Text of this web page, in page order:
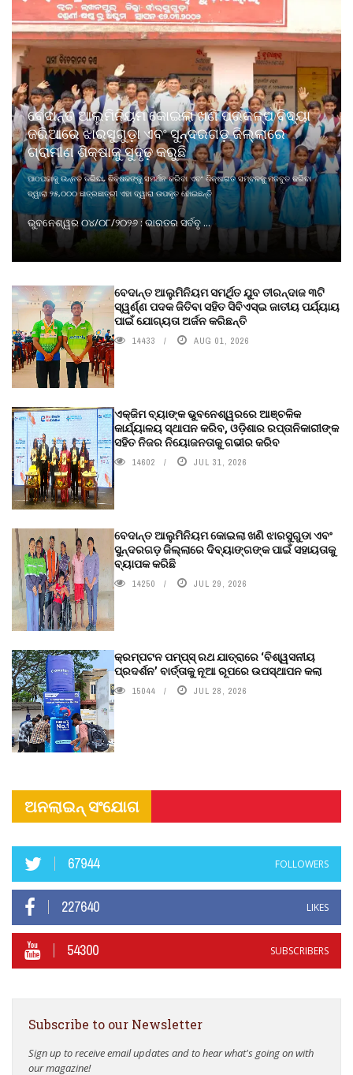
ବେଦାନ୍ତ ଆଲୁମିନିୟମ କୋଇଲା ଖଣି ପ୍ରକଳ୍ପ ବିଦ୍ୟା
ଜରିଆରେ ଝାରସୁଗୁଡ଼ା ଏବଂ ସୁନ୍ଦରଗଡ଼ ଜିଲ୍ଲାରେ
ଗ୍ରାମୀଣ ଶିକ୍ଷାକୁ ସୁଦୃଢ଼ କରୁଛି
ପାଠପଢାକୁ ଉନ୍ନତ କରିବା, ଶିକ୍ଷକଙ୍କୁ ସମର୍ଥନ କରିବା ଏବଂ ଶିକ୍ଷାଗତ ସମ୍ବଳକୁ ମଜବୁତ କରିବା
ଦ୍ୱାରା ୨୫,୦୦୦ ଛାତ୍ରଛାତ୍ରୀ ଏହା ଦ୍ୱାରା ଉପକୃତ ହୋଇଛନ୍ତି
ଭୁବନେଶ୍ୱର ୦୪/୦୮/୨୦୨୬ : ଭାରତର ସର୍ବବୃ ...
ବେଦାନ୍ତ ଆଲୁମିନିୟମ ସମର୍ଥିତ ଯୁବ ତୀରନ୍ଦାଜ ୩ଟି
ସ୍ୱର୍ଣ୍ଣ ପଦକ ଜିତିବା ସହିତ ସିବିଏସ୍ଇ ଜାତୀୟ ପର୍ଯ୍ୟାୟ
ପାଇଁ ଯୋଗ୍ୟତା ଅର୍ଜନ କରିଛନ୍ତି
14433 AUG 01, 2026
ଏକ୍ଜିମ ବ୍ୟାଙ୍କ ଭୁବନେଶ୍ୱରରେ ଆଞ୍ଚଳିକ
କାର୍ଯ୍ୟାଳୟ ସ୍ଥାପନ କରିବ, ଓଡ଼ିଶାର ରପ୍ତାନିକାରୀଙ୍କ
ସହିତ ନିଜର ନିୟୋଜନତାକୁ ଗଭୀର କରିବ
14602 JUL 31, 2026
ବେଦାନ୍ତ ଆଲୁମିନିୟମ କୋଇଲା ଖଣି ଝାରସୁଗୁଡା ଏବଂ
ସୁନ୍ଦରଗଡ଼ ଜିଲ୍ଲାରେ ଦିବ୍ୟାଙ୍ଗଙ୍କ ପାଇଁ ସହାୟତାକୁ
ବ୍ୟାପକ କରିଛି
14250 JUL 29, 2026
କ୍ରମ୍ପଟନ ପମ୍ପ୍‌ସ୍‌ ରଥ ଯାତ୍ରାରେ ‘ବିଶ୍ୱସନୀୟ
ପ୍ରଦର୍ଶନ’ ବାର୍ତ୍ତାକୁ ନୂଆ ରୂପରେ ଉପସ୍ଥାପନ କଲା
15044 JUL 28, 2026
ଅନଲାଇନ୍ ସଂଯୋଗ
67944 FOLLOWERS
227640 LIKES
54300 SUBSCRIBERS
Subscribe to our Newsletter
Sign up to receive email updates and to hear what's going on with
our magazine!